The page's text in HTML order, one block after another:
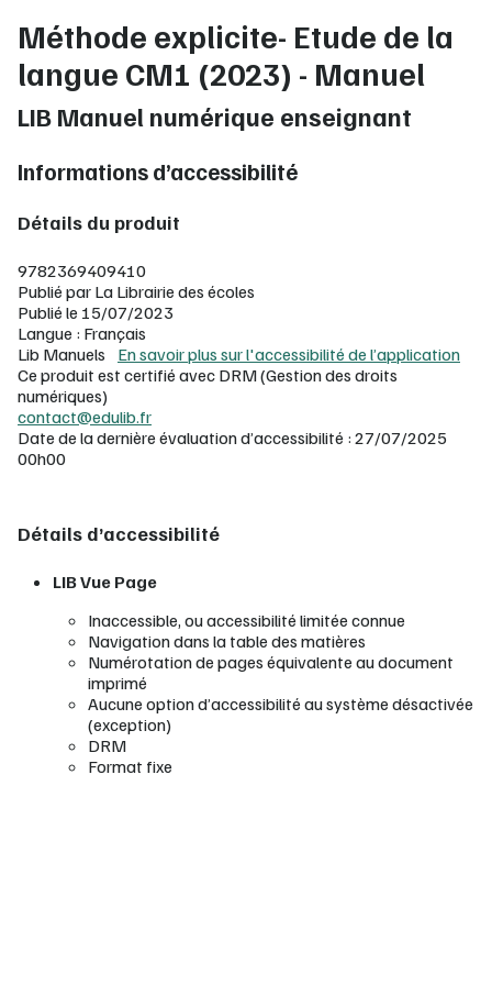
Méthode explicite- Etude de la
langue CM1 (2023) - Manuel
LIB Manuel numérique enseignant
Informations d’accessibilité
Détails du produit
9782369409410
Publié par La Librairie des écoles
Publié le 15/07/2023
Langue : Français
Lib Manuels
En savoir plus sur l'accessibilité de l’application
Ce produit est certifié avec DRM (Gestion des droits
numériques)
contact@edulib.fr
Date de la dernière évaluation d’accessibilité : 27/07/2025
00h00
Détails d’accessibilité
LIB Vue Page
Inaccessible, ou accessibilité limitée connue
Navigation dans la table des matières
Numérotation de pages équivalente au document
imprimé
Aucune option d’accessibilité au système désactivée
(exception)
DRM
Format fixe